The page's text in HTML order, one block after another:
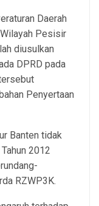
Daerah
Pesisir
diusulkan
DPRD pada
Penyertaan
Banten tidak
2012
RZWP3K.